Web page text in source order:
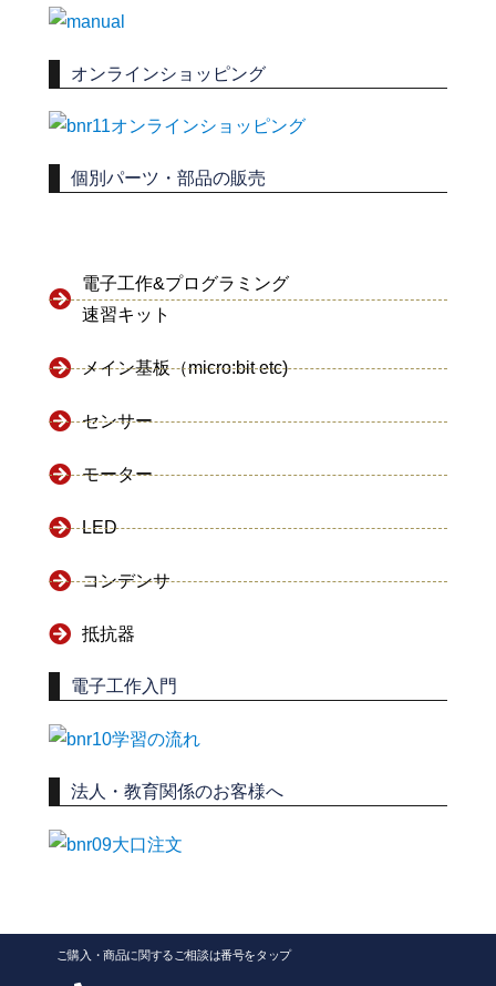
オンラインショッピング
個別パーツ・部品の販売
電子工作&プログラミング
速習キット
メイン基板（micro:bit etc)
センサー
モーター
LED
コンデンサ
抵抗器
電子工作入門
法人・教育関係のお客様へ
ご購入・商品に関するご相談は番号をタップ